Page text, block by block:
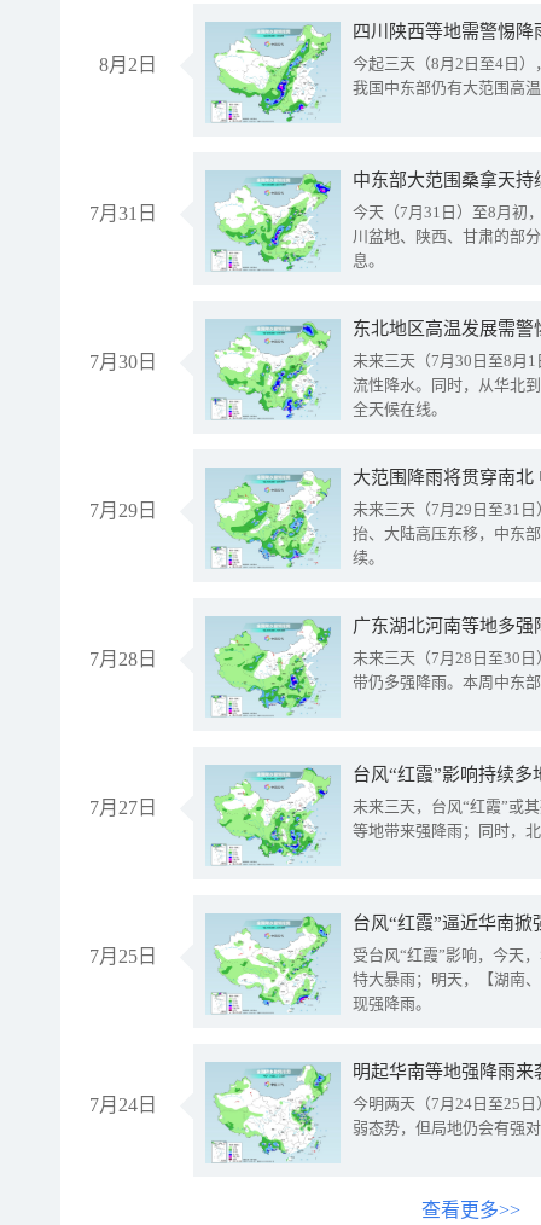
8月2日
今起三天（8月2日至4日
我国中东部仍有大范围高
7月31日
中东部大范围桑拿天
今天（7月31日）至8月初
川盆地、陕西、甘肃的部
息。
7月30日
东北地区高温发展需
未来三天（7月30日至8月
流性降水。同时，从华北
全天候在线。
7月29日
大范围降雨将贯穿南
未来三天（7月29日至31
抬、大陆高压东移，中东
续。
7月28日
广东湖北河南等地多
未来三天（7月28日至30
带仍多强降雨。本周中东
7月27日
台风“红霞”影响持续
未来三天，台风“红霞”或
等地带来强降雨；同时，
7月25日
台风“红霞”逼近华南
受台风“红霞”影响，今天
特大暴雨；明天，【湖南
现强降雨。
7月24日
明起华南等地强降雨
今明两天（7月24日至25
弱态势，但局地仍会有强
查看更多>>